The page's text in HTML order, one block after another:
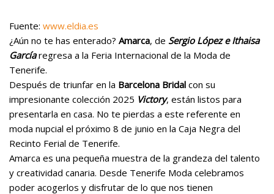
Fuente: www.eldia.es
¿Aún no te has enterado? Amarca, de Sergio López e Ithaisa
Garcíaregresa a la Feria Internacional de la Moda de
Tenerife.
Después de triunfar en la Barcelona Bridal con su
impresionante colección 2025 Victory, están listos para
presentarla en casa. No te pierdas a este referente en
moda nupcial el próximo 8 de junio en la Caja Negra del
Recinto Ferial de Tenerife.
Amarca es una pequeña muestra de la grandeza del talento
y creatividad canaria. Desde Tenerife Moda celebramos
poder acogerlos y disfrutar de lo que nos tienen